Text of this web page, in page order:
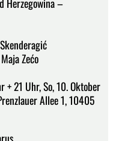
Zećo
21 Uhr, So, 10. Oktober
Allee 1, 10405